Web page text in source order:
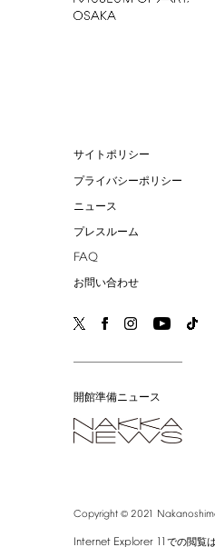
サイトポリシー
プライバシーポリシー
ニュース
プレスルーム
FAQ
お問い合わせ
開館準備ニュース
Copyright© 2021
Internet Explorer 11 での閲覧